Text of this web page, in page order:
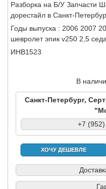
Разборка на Б/У Запчасти
дорестайл в Санкт-
Годы выпуска : 2006 2007
шевролет эпик v250 2,5
ИНВ1523
В
Санкт-Петербург,
+7
ХОЧУ ДЕШЕВЛЕ